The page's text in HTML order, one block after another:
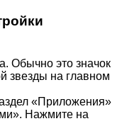
Обычно это значок
звезды на главном
«Приложения»
Нажмите на